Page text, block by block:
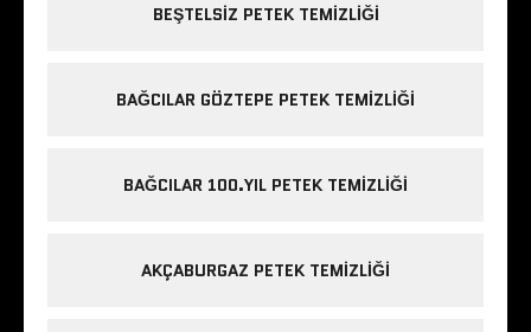
BEŞTELSIZ PETEK TEMIZLIĞI
BAĞCILAR GÖZTEPE PETEK TEMIZLIĞI
BAĞCILAR 100.YIL PETEK TEMIZLIĞI
AKÇABURGAZ PETEK TEMIZLIĞI